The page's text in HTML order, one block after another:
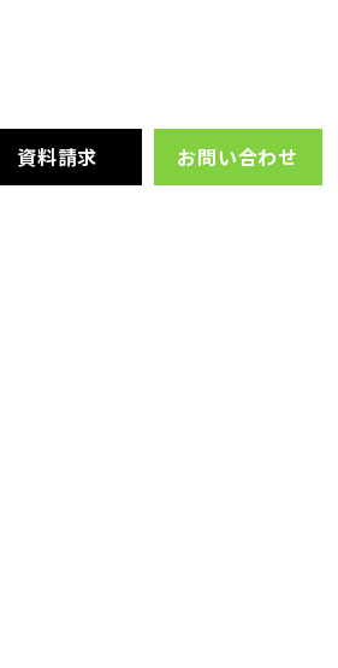
資料請求 お問い合わせ